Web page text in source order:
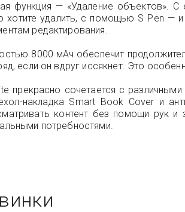
функция — «Удаление объектов».
хотите удалить, с помощью S Pen —
редактирования.
8000 мАч обеспечит
если он вдруг иссякнет. Это
прекрасно сочетается с
накладка Smart Book Cover и
контент без помощи рук
потребностями.